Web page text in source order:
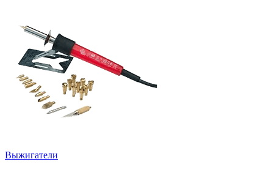
Выжигатели